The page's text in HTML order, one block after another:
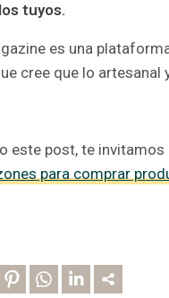
tuyos.
es una
cree que lo
este post, te
para comprar